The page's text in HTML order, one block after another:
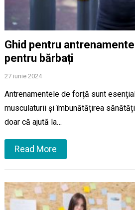
Ghid pentru
pentru bărbați
27 iunie 2024
Antrenamentele de forță sunt
musculaturii și îmbunătățirea
doar că ajută la…
Read More